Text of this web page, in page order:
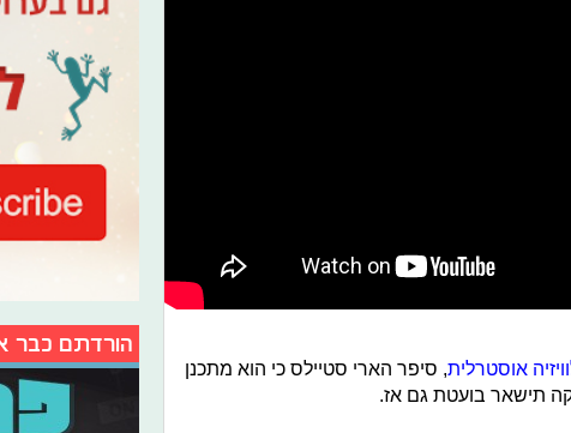
אוסטרלית, סיפר הארי סטיילס כי הוא מתכנן
תישאר בועטת גם אז.
הורדתם כבר